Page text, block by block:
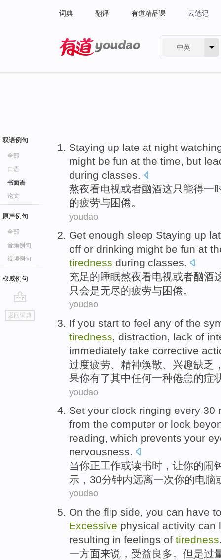
词典 翻译 有道精品课 云笔记
中英
双语例句
全部
口语
书面语
论文
原声例句
全部
音频例句
视频例句
权威例句
go
top
返回词典
Staying up late at night
might be fun at the time, but
during classes.
熬夜看电视或者酗酒这只能得一
的疲劳与困倦。
youdao
Get enough sleep Staying up
off or drinking might be fun at
tiredness during classes.
充足的睡眠熬夜看电视或者酗酒
只会是无尽的疲劳与困倦。
youdao
If you start to feel any of the
tiredness
distraction lack of
immediately take corrective
过度疲劳 精神涣散 兴趣缺乏
果你有了其中任何一种倦怠的症
youdao
Set your clock ringing every 30
from the computer or look
reading, which prevents your
nervousness.
当你正工作或读书时， 让你的闹
示，30分钟内远离一次你的电脑
youdao
On the flip side, you can have
Excessive physical activity can
resulting in feelings of tiredness
一方面来说，受益良多。但是过